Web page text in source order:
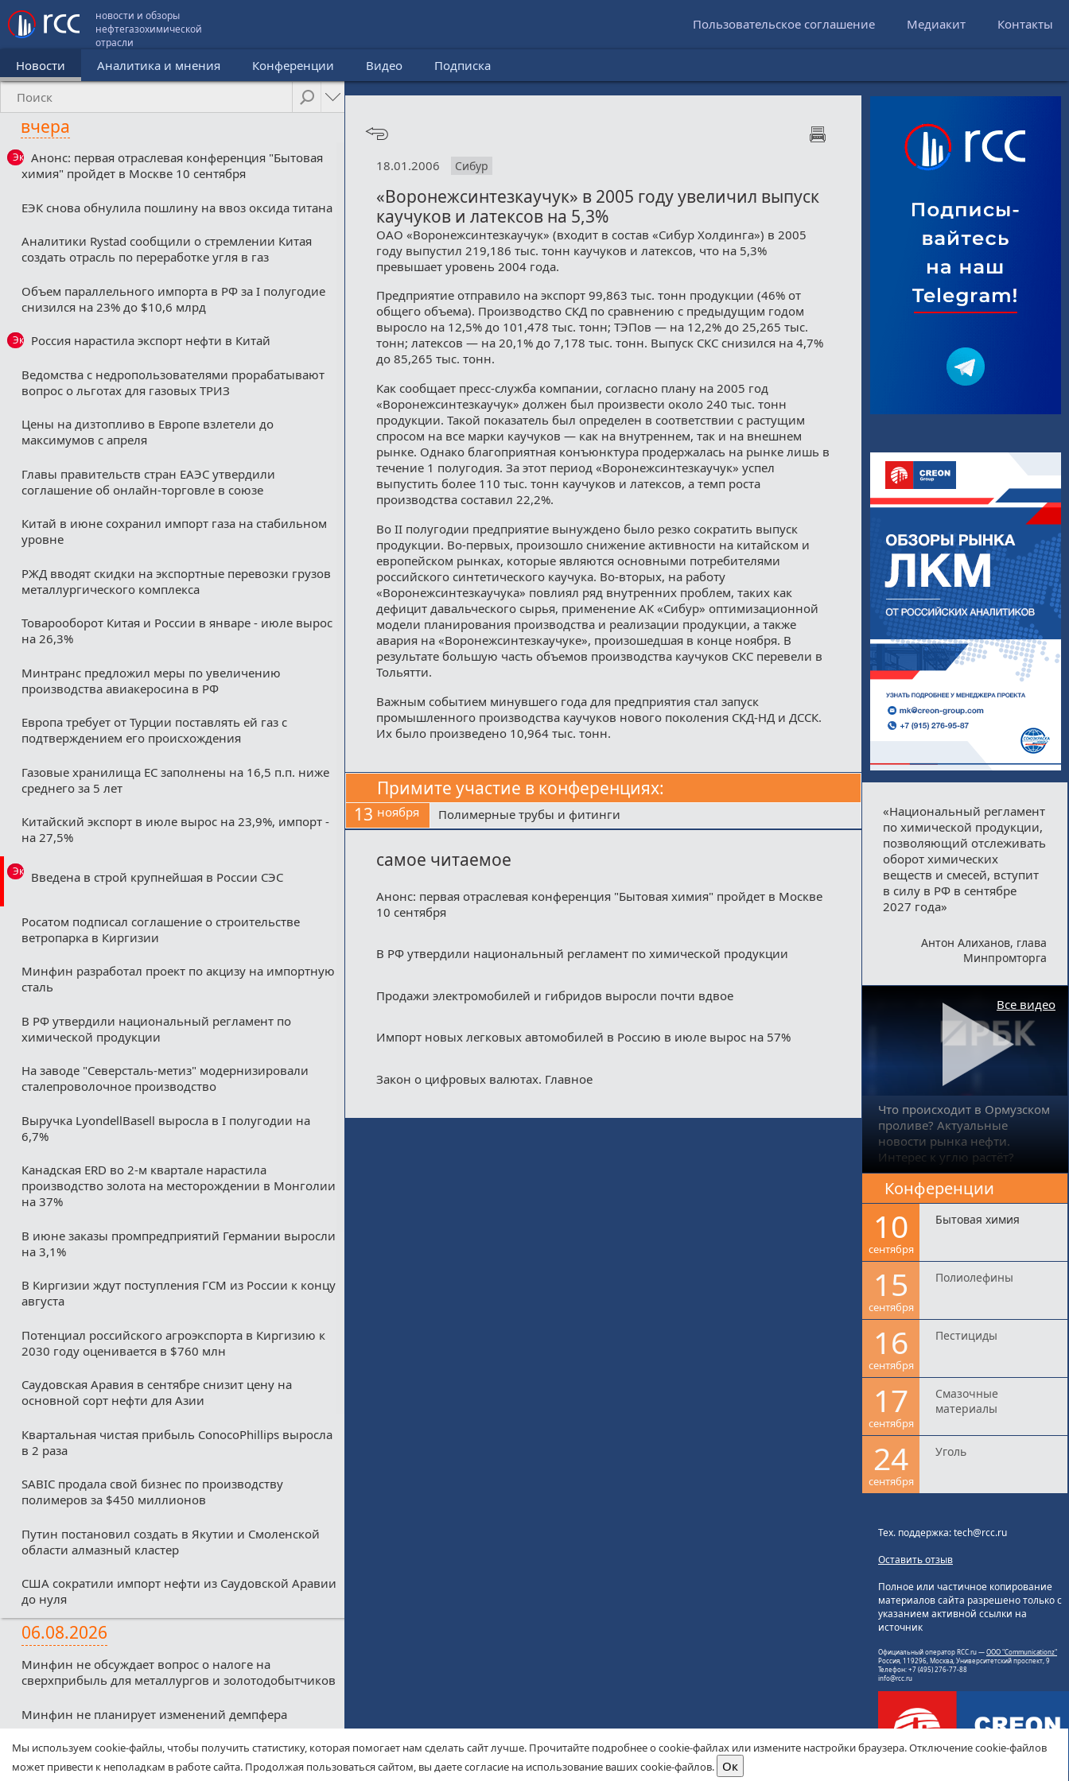
новости и обзоры
нефтегазохимической
отрасли
Пользовательское соглашение Медиакит Контакты
Новости Аналитика и мнения Конференции Видео Подписка
вчера
Эксклюзив
Анонс: первая отраслевая конференция "Бытовая
химия" пройдет в Москве 10 сентября
ЕЭК снова обнулила пошлину на ввоз оксида титана
Аналитики Rystad сообщили о стремлении Китая
создать отрасль по переработке угля в газ
Объем параллельного импорта в РФ за I полугодие
снизился на 23% до $10,6 млрд
Эксклюзив
Россия нарастила экспорт нефти в Китай
Ведомства с недропользователями прорабатывают
вопрос о льготах для газовых ТРИЗ
Цены на дизтопливо в Европе взлетели до
максимумов с апреля
Главы правительств стран ЕАЭС утвердили
соглашение об онлайн-торговле в союзе
Китай в июне сохранил импорт газа на стабильном
уровне
РЖД вводят скидки на экспортные перевозки грузов
металлургического комплекса
Товарооборот Китая и России в январе - июле вырос
на 26,3%
Минтранс предложил меры по увеличению
производства авиакеросина в РФ
Европа требует от Турции поставлять ей газ с
подтверждением его происхождения
Газовые хранилища ЕС заполнены на 16,5 п.п. ниже
среднего за 5 лет
Китайский экспорт в июле вырос на 23,9%, импорт -
на 27,5%
Эксклюзив
Введена в строй крупнейшая в России СЭС
Росатом подписал соглашение о строительстве
ветропарка в Киргизии
Минфин разработал проект по акцизу на импортную
сталь
В РФ утвердили национальный регламент по
химической продукции
На заводе "Северсталь-метиз" модернизировали
сталепроволочное производство
Выручка LyondellBasell выросла в I полугодии на
6,7%
Канадская ERD во 2-м квартале нарастила
производство золота на месторождении в Монголии
на 37%
В июне заказы промпредприятий Германии выросли
на 3,1%
В Киргизии ждут поступления ГСМ из России к концу
августа
Потенциал российского агроэкспорта в Киргизию к
2030 году оценивается в $760 млн
Саудовская Аравия в сентябре снизит цену на
основной сорт нефти для Азии
Квартальная чистая прибыль ConocoPhillips выросла
в 2 раза
SABIC продала свой бизнес по производству
полимеров за $450 миллионов
Путин постановил создать в Якутии и Смоленской
области алмазный кластер
США сократили импорт нефти из Саудовской Аравии
до нуля
06.08.2026
Минфин не обсуждает вопрос о налоге на
сверхприбыль для металлургов и золотодобытчиков
Минфин не планирует изменений демпфера
Минфин против любых налоговых льгот для малых
нефтекомпаний из-за дефицитного бюджета
18.01.2006 Сибур
«Воронежсинтезкаучук» в 2005 году увеличил выпуск
каучуков и латексов на 5,3%
ОАО «Воронежсинтезкаучук» (входит в состав «Сибур Холдинга») в 2005
году выпустил 219,186 тыс. тонн каучуков и латексов, что на 5,3%
превышает уровень 2004 года.
Предприятие отправило на экспорт 99,863 тыс. тонн продукции (46% от
общего объема). Производство СКД по сравнению с предыдущим годом
выросло на 12,5% до 101,478 тыс. тонн; ТЭПов — на 12,2% до 25,265 тыс.
тонн; латексов — на 20,1% до 7,178 тыс. тонн. Выпуск СКС снизился на 4,7%
до 85,265 тыс. тонн.
Как сообщает пресс-служба компании, согласно плану на 2005 год
«Воронежсинтезкаучук» должен был произвести около 240 тыс. тонн
продукции. Такой показатель был определен в соответствии с растущим
спросом на все марки каучуков — как на внутреннем, так и на внешнем
рынке. Однако благоприятная конъюнктура продержалась на рынке лишь в
течение 1 полугодия. За этот период «Воронежсинтезкаучук» успел
выпустить более 110 тыс. тонн каучуков и латексов, а темп роста
производства составил 22,2%.
Во II полугодии предприятие вынуждено было резко сократить выпуск
продукции. Во-первых, произошло снижение активности на китайском и
европейском рынках, которые являются основными потребителями
российского синтетического каучука. Во-вторых, на работу
«Воронежсинтезкаучука» повлиял ряд внутренних проблем, таких как
дефицит давальческого сырья, применение АК «Сибур» оптимизационной
модели планирования производства и реализации продукции, а также
авария на «Воронежсинтезкаучуке», произошедшая в конце ноября. В
результате большую часть объемов производства каучуков СКС перевели в
Тольятти.
Важным событием минувшего года для предприятия стал запуск
промышленного производства каучуков нового поколения СКД-НД и ДССК.
Их было произведено 10,964 тыс. тонн.
Примите участие в конференциях:
13 ноября Полимерные трубы и фитинги
самое читаемое
Анонс: первая отраслевая конференция "Бытовая химия" пройдет в Москве
10 сентября
В РФ утвердили национальный регламент по химической продукции
Продажи электромобилей и гибридов выросли почти вдвое
Импорт новых легковых автомобилей в Россию в июле вырос на 57%
Закон о цифровых валютах. Главное
«Национальный регламент
по химической продукции,
позволяющий отслеживать
оборот химических
веществ и смесей, вступит
в силу в РФ в сентябре
2027 года»
Антон Алиханов, глава
Минпромторга
Что происходит в Ормузском
проливе? Актуальные
новости рынка нефти.
Интерес к углю растёт?
Все видео
Конференции
10
сентября
Бытовая химия
15
сентября
Полиолефины
16
сентября
Пестициды
17
сентября
Смазочные
материалы
24
сентября
Уголь
Тех. поддержка: tech@rcc.ru
Оставить отзыв
Полное или частичное копирование
материалов сайта разрешено только с
указанием активной ссылки на
источник
Официальный оператор RCC.ru —ООО "Communicationz"
Россия, 119296, Москва, Университетский проспект, 9
Телефон: +7 (495) 276-77-88
info@rcc.ru
Мы используем cookie-файлы, чтобы получить статистику, которая помогает нам сделать сайт лучше. Прочитайте подробнее о cookie-файлах или измените настройки браузера. Отключение cookie-файлов
может привести к неполадкам в работе сайта. Продолжая пользоваться сайтом, вы даете согласие на использование ваших cookie-файлов.